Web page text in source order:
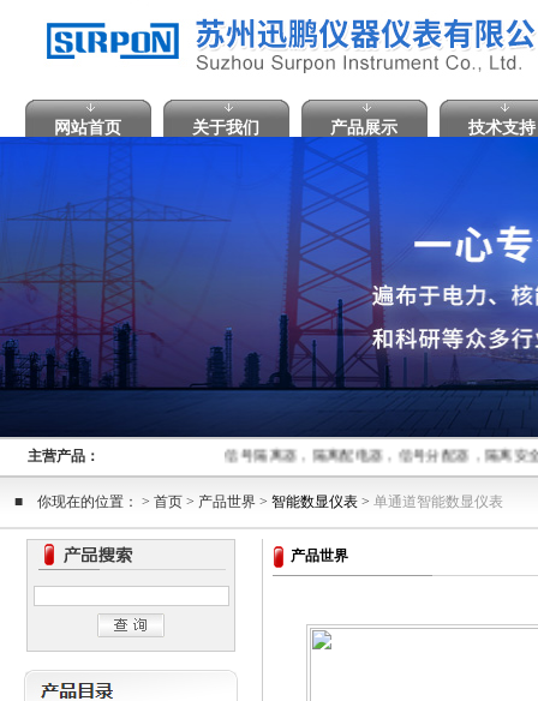
网站首页 关于我们 产品展示 技术支持
主营产品： 信号隔离器，隔离配电器，信号分配器，隔离安
■ 你现在的位置： > 首页 > 产品世界 > 智能数显仪表 > 单通道智能数显仪表
产品世界